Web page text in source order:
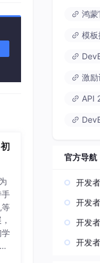
手
等
学
鸿蒙
模
激励计划
API
官方导航
开发
开发
开发
开发